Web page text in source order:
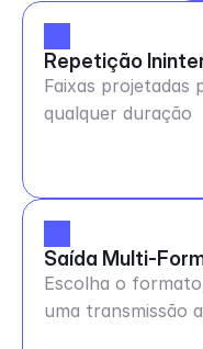
Repetição
Faixas
qualquer duração
Saída Multi-
Escolha o
uma transmissão